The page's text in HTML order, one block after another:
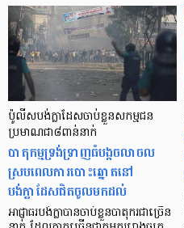
ប៉ូលីសបង់ក្លាដែសចាប់ខ្លួនសកម្មជន
ប្រមាណជា៨ពាន់នាក់
បាតុកម្មទ្រង់ទ្រាញធំបង្កចលាចល
ស្របពេលការបោះឆ្នោតនៅ
បង់ក្លាដែសជិតចូលមកដល់
អាជ្ញាធរបង់ក្លាបានចាប់ខ្លួនបាតុករជាច្រើន